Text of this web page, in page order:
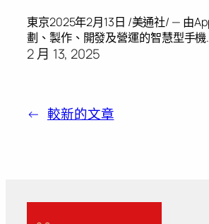
東京2025年2月13日 /美通社/ — 由
劃、製作、開發及營運的智慧型手機
2 月 13, 2025
← 較新的文章